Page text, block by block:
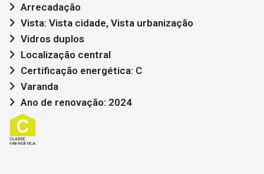
Arrecadação
Vista: Vista cidade, Vista urbanização
Vidros duplos
Localização central
Certificação energética: C
Varanda
Ano de renovação: 2024